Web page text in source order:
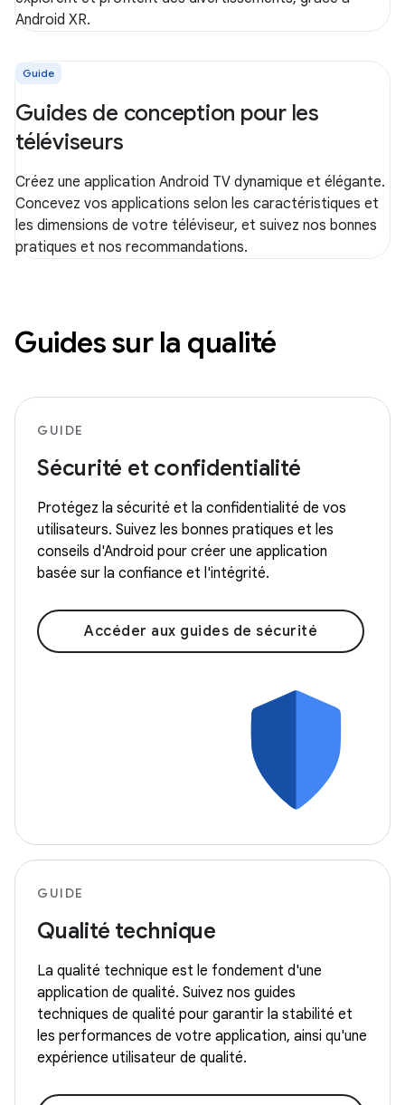
Android XR.
Guide
Guides de conception pour les
téléviseurs
Créez une application Android TV dynamique et élégante.
Concevez vos applications selon les caractéristiques et
les dimensions de votre téléviseur, et suivez nos bonnes
pratiques et nos recommandations.
Guides sur la qualité
GUIDE
Sécurité et confidentialité
Protégez la sécurité et la confidentialité de vos
utilisateurs. Suivez les bonnes pratiques et les
conseils d'Android pour créer une application
basée sur la confiance et l'intégrité.
Accéder aux guides de sécurité
GUIDE
Qualité technique
La qualité technique est le fondement d'une
application de qualité. Suivez nos guides
techniques de qualité pour garantir la stabilité et
les performances de votre application, ainsi qu'une
expérience utilisateur de qualité.